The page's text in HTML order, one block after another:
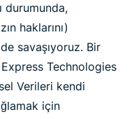
durumunda,
haklarını)
savaşıyoruz. Bir
Technologies
Verileri kendi
için